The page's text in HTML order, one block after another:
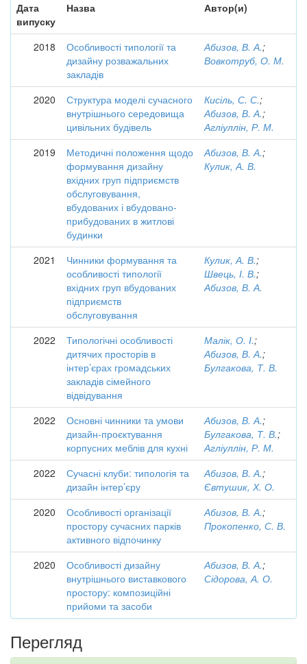
Дата
випуску
Назва Автор(и)
2018
Особливості типології та
дизайну розважальних
закладів
Абизов, В. А.;
Вовкотруб, О. М.
2020
Структура моделі сучасного
внутрішнього середовища
цивільних будівель
Кисіль, С. С.;
Абизов, В. А.;
Агліуллін, Р. М.
2019
Методичні положення щодо
формування дизайну
вхідних груп підприємств
обслуговування,
вбудованих і вбудовано-
прибудованих в житлові
будинки
Абизов, В. А.;
Кулик, А. В.
2021
Чинники формування та
особливості типології
вхідних груп вбудованих
підприємств
обслуговування
Кулик, А. В.;
Швець, І. В.;
Абизов, В. А.
2022
Типологічні особливості
дитячих просторів в
інтер’єрах громадських
закладів сімейного
відвідування
Малік, О. І.;
Абизов, В. А.;
Булгакова, Т. В.
2022
Основні чинники та умови
дизайн-проєктування
корпусних меблів для кухні
Абизов, В. А.;
Булгакова, Т. В.;
Агліуллін, Р. М.
2022
Сучасні клуби: типологія та
дизайн інтер’єру
Абизов, В. А.;
Євтушик, Х. О.
2020
Особливості організації
простору сучасних парків
активного відпочинку
Абизов, В. А.;
Прокопенко, С. В.
2020
Особливості дизайну
внутрішнього виставкового
простору: композиційні
прийоми та засоби
Абизов, В. А.;
Сідорова, А. О.
Перегляд